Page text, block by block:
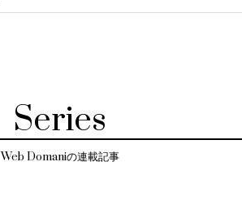
Series
Web Domaniの連載記事